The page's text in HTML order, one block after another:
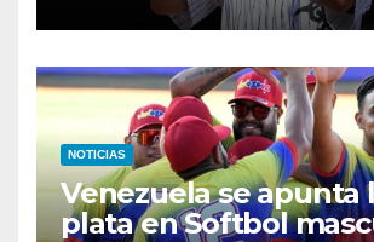
NOTICIAS
Venezuela se apunta
plata en Softbol